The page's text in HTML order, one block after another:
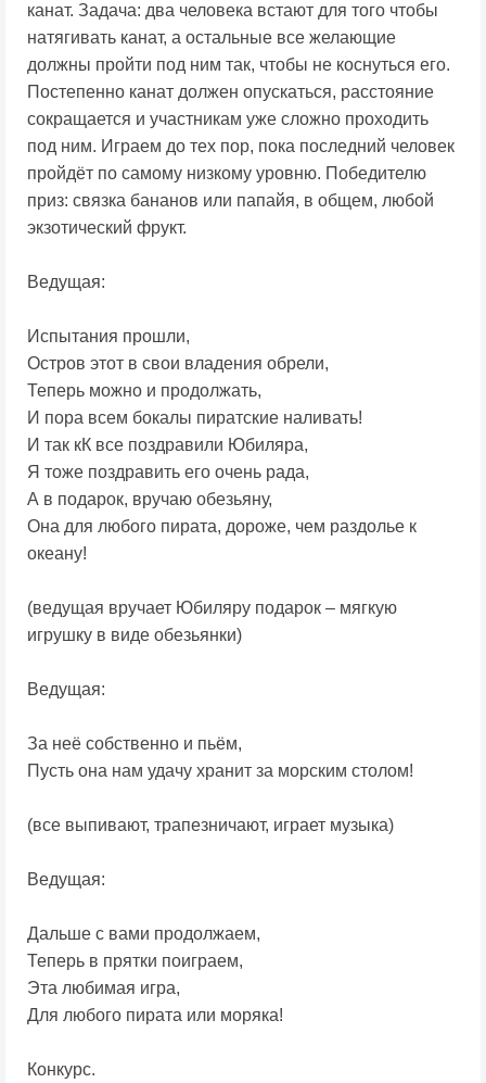
канат. Задача: два человека встают для того чтобы
натягивать канат, а остальные все желающие
должны пройти под ним так, чтобы не коснуться его.
Постепенно канат должен опускаться, расстояние
сокращается и участникам уже сложно проходить
под ним. Играем до тех пор, пока последний человек
пройдёт по самому низкому уровню. Победителю
приз: связка бананов или папайя, в общем, любой
экзотический фрукт.
Ведущая:
Испытания прошли,
Остров этот в свои владения обрели,
Теперь можно и продолжать,
И пора всем бокалы пиратские наливать!
И так кК все поздравили Юбиляра,
Я тоже поздравить его очень рада,
А в подарок, вручаю обезьяну,
Она для любого пирата, дороже, чем раздолье к
океану!
(ведущая вручает Юбиляру подарок – мягкую
игрушку в виде обезьянки)
Ведущая:
За неё собственно и пьём,
Пусть она нам удачу хранит за морским столом!
(все выпивают, трапезничают, играет музыка)
Ведущая:
Дальше с вами продолжаем,
Теперь в прятки поиграем,
Эта любимая игра,
Для любого пирата или моряка!
Конкурс.